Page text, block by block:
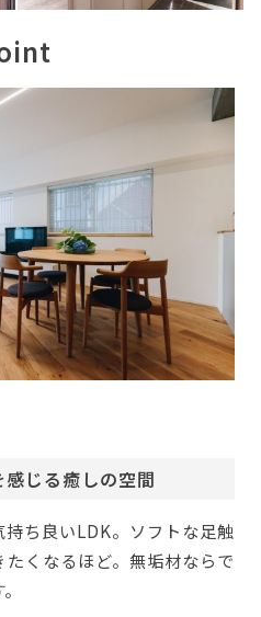
じる癒しの空間
ち良いLDK。ソフトな足触
くなるほど。無垢材ならで